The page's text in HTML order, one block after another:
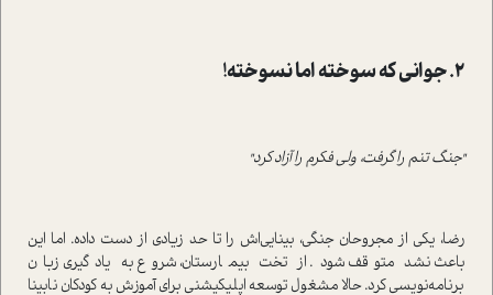
۲. جوانی که سوخته اما نسوخته!
"جنگ تنم را گرفت، ولی فکرم را آزاد کرد"
رضا، یکی از مجروحان جنگی، بینایی‌اش را تا حد زیادی از دست داده. اما این
باعث نشد متوقف شود. از تخت بیمارستان، شروع به یادگیری زبان
برنامه‌نویسی کرد. حالا مشغول توسعه اپلیکیشنی برای آموزش به کودکان نابینا